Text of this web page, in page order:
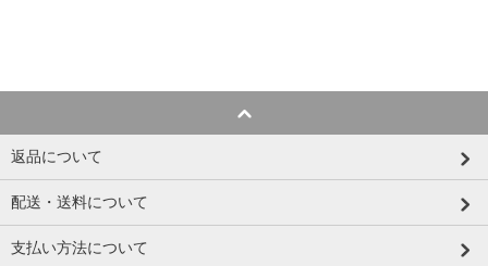
返品について
配送・送料について
支払い方法について